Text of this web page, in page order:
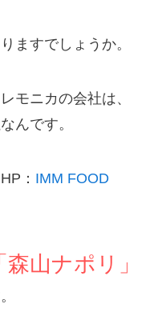
ますでしょうか。
モニカの会社は、
んです。
： IMM FOOD
森山ナポリ」